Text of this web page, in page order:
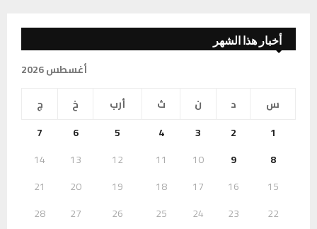
أخبار هذا الشهر
أغسطس 2026
س
د ن ث أرب خ
ج
1
2
3
4
5
6
7
8
9
10
11
12
13
14
15
16
17
18
19
20
21
22
23
24
25
26
27
28